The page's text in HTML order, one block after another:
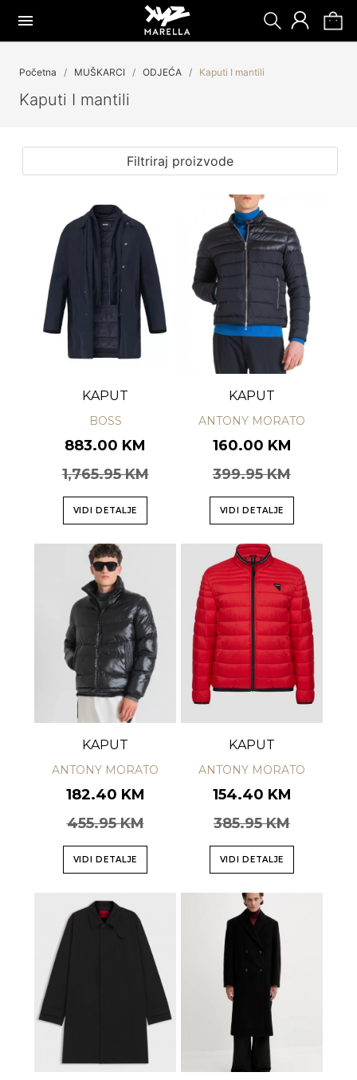
Početna MUŠKARCI ODJEĆA Kaputi I mantili
Kaputi I mantili
Filtriraj proizvode
KAPUT
BOSS
883.00 KM
1,765.95 KM
VIDI DETALJE
KAPUT
ANTONY MORATO
160.00 KM
399.95 KM
VIDI DETALJE
KAPUT
ANTONY MORATO
182.40 KM
455.95 KM
VIDI DETALJE
KAPUT
ANTONY MORATO
154.40 KM
385.95 KM
VIDI DETALJE